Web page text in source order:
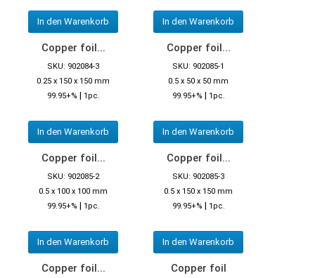
In den Warenkorb In den Warenkorb
Copper foil...
SKU: 902084-3
0.25 x 150 x 150 mm
99.95+% | 1pc.
In den Warenkorb
Copper foil...
SKU: 902085-1
0.5 x 50 x 50 mm
99.95+% | 1pc.
In den Warenkorb
Copper foil...
SKU: 902085-2
0.5 x 100 x 100 mm
99.95+% | 1pc.
In den Warenkorb
Copper foil...
SKU: 902085-3
0.5 x 150 x 150 mm
99.95+% | 1pc.
In den Warenkorb
Copper foil... Copper foil